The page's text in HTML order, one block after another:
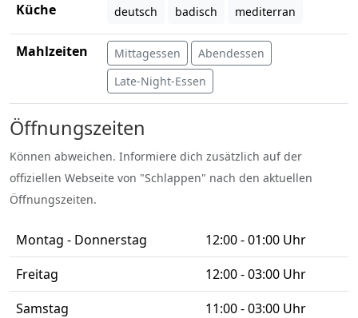
Küche
deutsch badisch mediterran
Mahlzeiten Mittagessen
Abendessen
Late-Night-Essen
Öffnungszeiten
Können abweichen. Informiere dich zusätzlich auf der
offiziellen Webseite von "Schlappen" nach den aktuellen
Öffnungszeiten.
Montag - Donnerstag
12:00 - 01:00 Uhr
Freitag
12:00 - 03:00 Uhr
Samstag
11:00 - 03:00 Uhr